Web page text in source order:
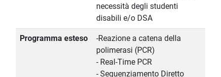
necessità degli studenti
disabili e/o DSA
Programma esteso
-Reazione a catena della
polimerasi (PCR)
- Real-Time PCR
- Sequenziamento Diretto